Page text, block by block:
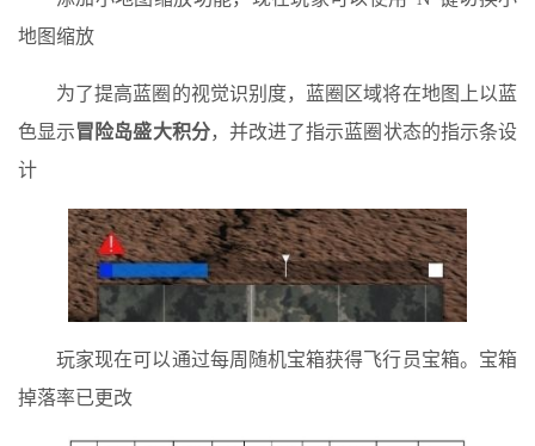
地图缩放
为了提高蓝圈的视觉识别度，蓝圈区域将在地图上以蓝
色显示冒险岛盛大积分，并改进了指示蓝圈状态的指示条设
计
玩家现在可以通过每周随机宝箱获得飞行员宝箱。宝箱
掉落率已更改